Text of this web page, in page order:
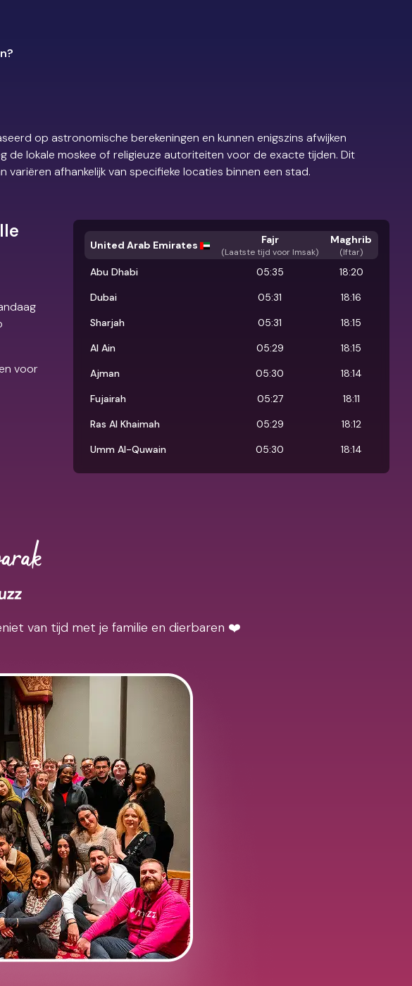
op astronomische berekeningen en kunnen enigszins afwijken
de lokale moskee of religieuze autoriteiten voor de exacte tijden. Dit
variëren afhankelijk van specifieke locaties binnen een stad.
voor
United Arab Emirates Fajr
(Laatste tijd voor Imsak)
Maghrib
(Iftar)
Abu Dhabi 05:35
18:20
Dubai
05:31
18:16
Sharjah
05:31
18:15
Al Ain
05:29
18:15
Ajman
05:30
18:14
Fujairah
05:27
18:11
Ras Al Khaimah
05:29
18:12
Umm Al-Quwain
05:30 18:14
van tijd met je familie en dierbaren ❤️